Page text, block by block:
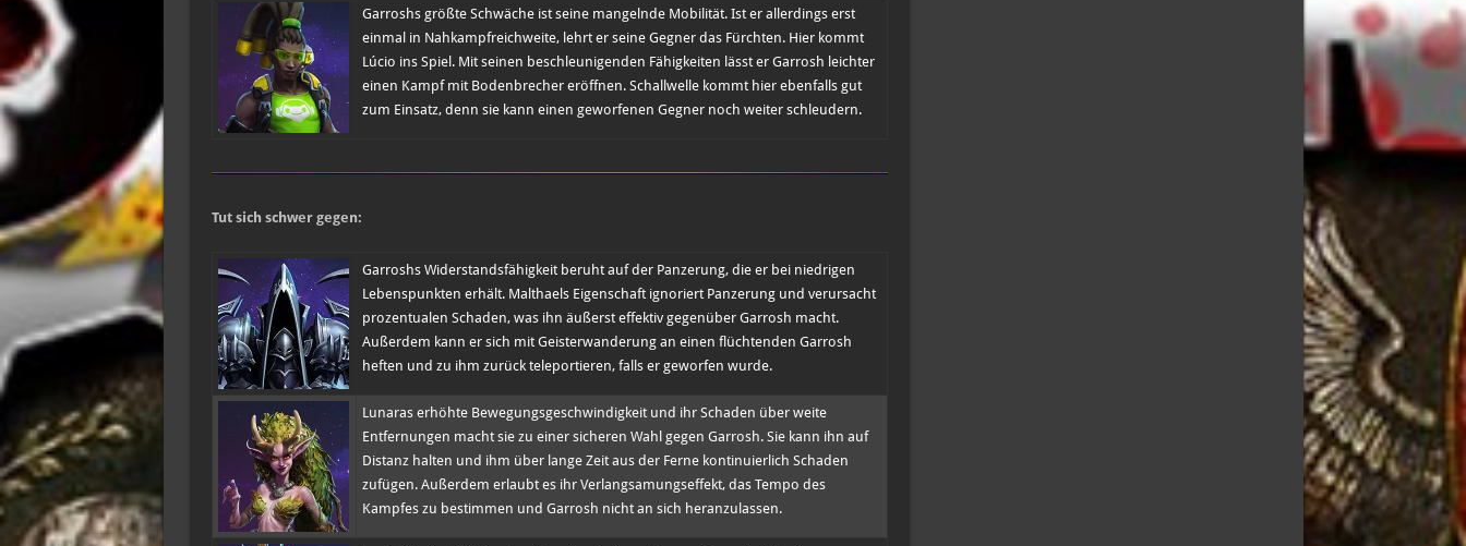
Garroshs größte Schwäche ist seine mangelnde Mobilität. Ist er allerdings erst
einmal in Nahkampfreichweite, lehrt er seine Gegner das Fürchten. Hier kommt
Lúcio ins Spiel. Mit seinen beschleunigenden Fähigkeiten lässt er Garrosh leichter
einen Kampf mit Bodenbrecher eröffnen. Schallwelle kommt hier ebenfalls gut
zum Einsatz, denn sie kann einen geworfenen Gegner noch weiter schleudern.
Tut sich schwer gegen:
Garroshs Widerstandsfähigkeit beruht auf der Panzerung, die er bei niedrigen
Lebenspunkten erhält. Malthaels Eigenschaft ignoriert Panzerung und verursacht
prozentualen Schaden, was ihn äußerst effektiv gegenüber Garrosh macht.
Außerdem kann er sich mit Geisterwanderung an einen flüchtenden Garrosh
heften und zu ihm zurück teleportieren, falls er geworfen wurde.
Lunaras erhöhte Bewegungsgeschwindigkeit und ihr Schaden über weite
Entfernungen macht sie zu einer sicheren Wahl gegen Garrosh. Sie kann ihn auf
Distanz halten und ihm über lange Zeit aus der Ferne kontinuierlich Schaden
zufügen. Außerdem erlaubt es ihr Verlangsamungseffekt, das Tempo des
Kampfes zu bestimmen und Garrosh nicht an sich heranzulassen.